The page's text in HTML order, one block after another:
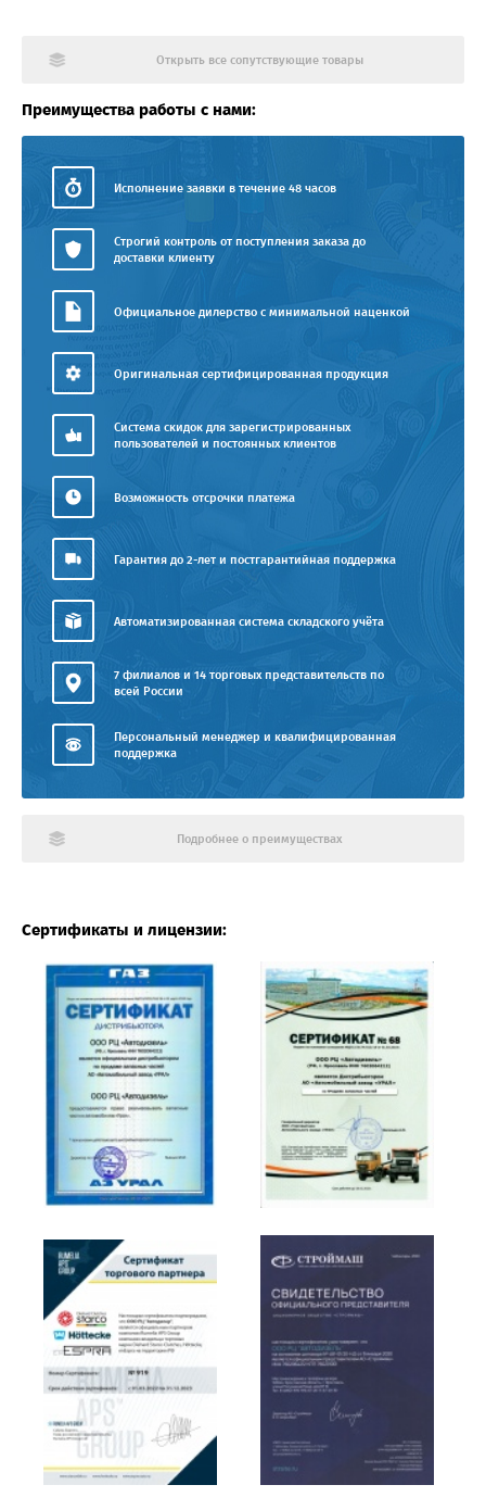
Открыть все сопутствующие товары
Преимущества работы с нами:
Исполнение заявки в течение 48 часов
Строгий контроль от поступления заказа до
доставки клиенту
Официальное дилерство с минимальной наценкой
Оригинальная сертифицированная продукция
Система скидок для зарегистрированных
пользователей и постоянных клиентов
Возможность отсрочки платежа
Гарантия до 2-лет и постгарантийная поддержка
Автоматизированная система складского учёта
7 филиалов и 14 торговых представительств по
всей России
Персональный менеджер и квалифицированная
поддержка
Подробнее о преимуществах
Сертификаты и лицензии: